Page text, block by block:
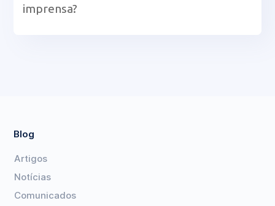
imprensa?
Blog
Artigos
Notícias
Comunicados